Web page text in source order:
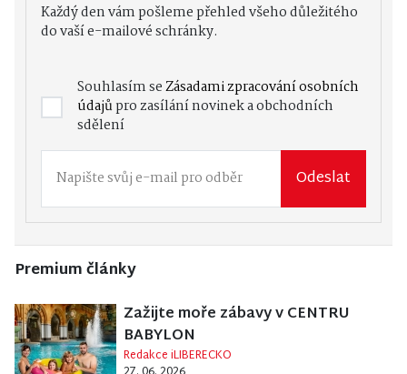
Každý den vám pošleme přehled všeho důležitého
do vaší e-mailové schránky.
Souhlasím seZásadami zpracování osobních
údajůpro zasílání novinek a obchodních
sdělení
Odeslat
Premium články
Zažijte moře zábavy v CENTRU
BABYLON
Redakce iLIBERECKO